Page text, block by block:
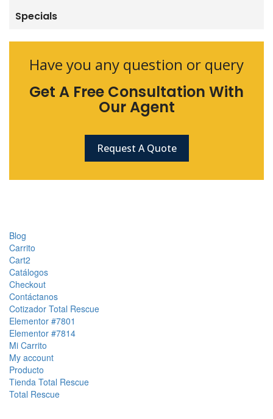
Specials
Have you any question or query
Get A Free Consultation With
Our Agent
Request A Quote
Blog
Carrito
Cart2
Catálogos
Checkout
Contáctanos
Cotizador Total Rescue
Elementor #7801
Elementor #7814
Mi Carrito
My account
Producto
Tienda Total Rescue
Total Rescue